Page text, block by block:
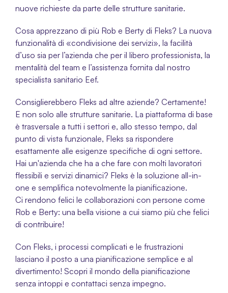
nuove richieste da parte delle strutture sanitarie.
Cosa apprezzano di più Rob e Berty di Fleks? La nuova
funzionalità di «condivisione dei servizi», la facilità
d’uso sia per l’azienda che per il libero professionista, la
mentalità del team e l’assistenza fornita dal nostro
specialista sanitario Eef.
Consiglierebbero Fleks ad altre aziende? Certamente!
E non solo alle strutture sanitarie. La piattaforma di base
è trasversale a tutti i settori e, allo stesso tempo, dal
punto di vista funzionale, Fleks sa rispondere
esattamente alle esigenze specifiche di ogni settore.
Hai un'azienda che ha a che fare con molti lavoratori
flessibili e servizi dinamici? Fleks è la soluzione all-in-
one e semplifica notevolmente la pianificazione.
Ci rendono felici le collaborazioni con persone come
Rob e Berty: una bella visione a cui siamo più che felici
di contribuire!
Con Fleks, i processi complicati e le frustrazioni
lasciano il posto a una pianificazione semplice e al
divertimento! Scopri il mondo della pianificazione
senza intoppi e contattaci senza impegno.